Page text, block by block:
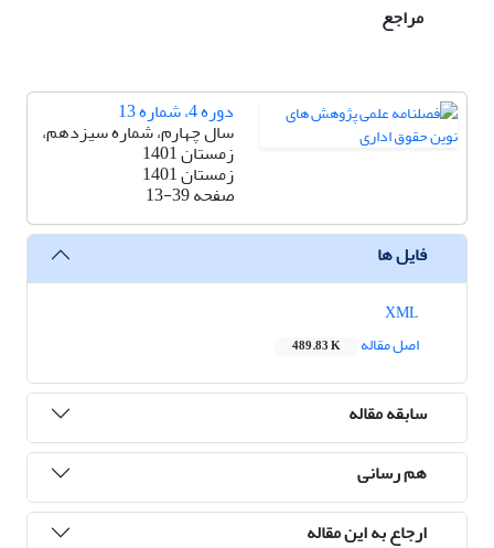
مراجع
دوره 4، شماره 13
سال چهارم، شماره سیزدهم،
زمستان 1401
زمستان 1401
صفحه13-39
فایل ها
اصل مقاله
489.83 K
سابقه مقاله
هم رسانی
ارجاع به این مقاله